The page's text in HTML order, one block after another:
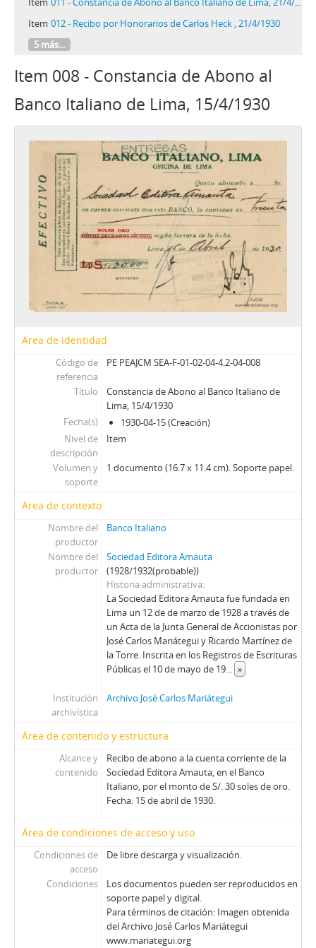
Item 012 - Recibo por Honorarios de Carlos Heck , 21/4/1930
5 más...
Item 008 - Constancia de Abono al
Banco Italiano de Lima, 15/4/1930
Área de identidad
Código de
referencia
PE PEAJCM SEA-F-01-02-04-4.2-04-008
Título
Constancia de Abono al Banco Italiano de
Lima, 15/4/1930
Fecha(s)
1930-04-15 (Creación)
Nivel de
descripción
Item
Volumen y
soporte
1 documento (16.7 x 11.4 cm). Soporte papel.
Área de contexto
Nombre del
productor
Banco Italiano
Nombre del
productor
Sociedad Editora Amauta
(1928/1932(probable))
Historia administrativa
La Sociedad Editora Amauta fue fundada en
Lima un 12 de de marzo de 1928 a través de
un Acta de la Junta General de Accionistas por
José Carlos Mariátegui y Ricardo Martínez de
la Torre. Inscrita en los Registros de Escrituras
Públicas el 10 de mayo de 19... »
Institución
archivística
Archivo José Carlos Mariátegui
Área de contenido y estructura
Alcance y
contenido
Recibo de abono a la cuenta corriente de la
Sociedad Editora Amauta, en el Banco
Italiano, por el monto de S/. 30 soles de oro.
Fecha: 15 de abril de 1930.
Área de condiciones de acceso y uso
Condiciones de
acceso
De libre descarga y visualización.
Condiciones
Los documentos pueden ser reproducidos en
soporte papel y digital.
Para términos de citación: Imagen obtenida
del Archivo José Carlos Mariátegui
www.mariategui.org